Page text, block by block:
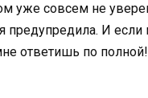
уже совсем не
предупредила. И
ответишь по